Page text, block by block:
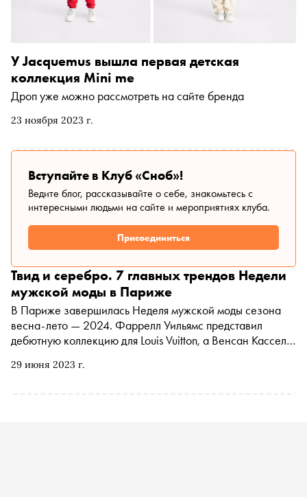
23 ноября 2023 г.
У Jacquemus вышла первая детская
коллекция Mini me
Дроп уже можно рассмотреть на сайте бренда
Вступайте в Клуб «Сноб»!
Ведите блог, рассказывайте о себе, знакомьтесь с
интересными людьми на сайте и мероприятиях клуба.
Присоединиться
29 июня 2023 г.
Твид и серебро. 7 главных трендов Недели
мужской моды в Париже
В Париже завершилась Неделя мужской моды сезона
весна-лето — 2024. Фаррелл Уильямс представил
дебютную коллекцию для Louis Vuitton, а Венсан Кассель
Батурина следила не только за светскими новостями, но